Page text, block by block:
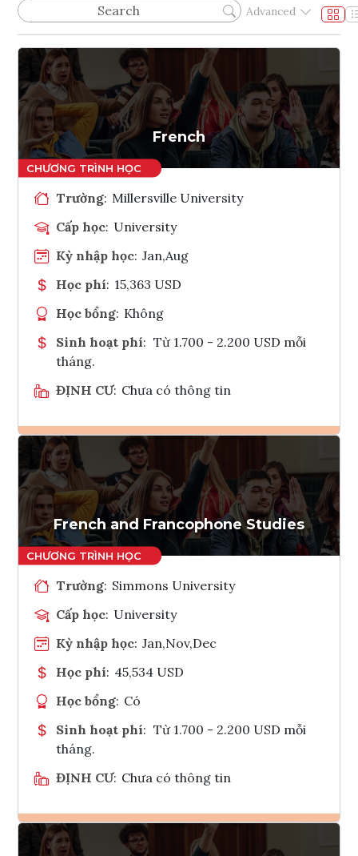
Advanced
French
Trường: Millersville University
Cấp học: University
Kỳ nhập học: Jan,Aug
Học phí: 15,363 USD
Học bổng: Không
Sinh hoạt phí: Từ 1.700 - 2.200 USD mỗi
tháng.
ĐỊNH CƯ: Chưa có thông tin
Ghi danh
Tham vấn Interlink
French and Francophone Studies
Trường: Simmons University
Cấp học: University
Kỳ nhập học: Jan,Nov,Dec
Học phí: 45,534 USD
Học bổng: Có
Sinh hoạt phí: Từ 1.700 - 2.200 USD mỗi
tháng.
ĐỊNH CƯ: Chưa có thông tin
Ghi danh